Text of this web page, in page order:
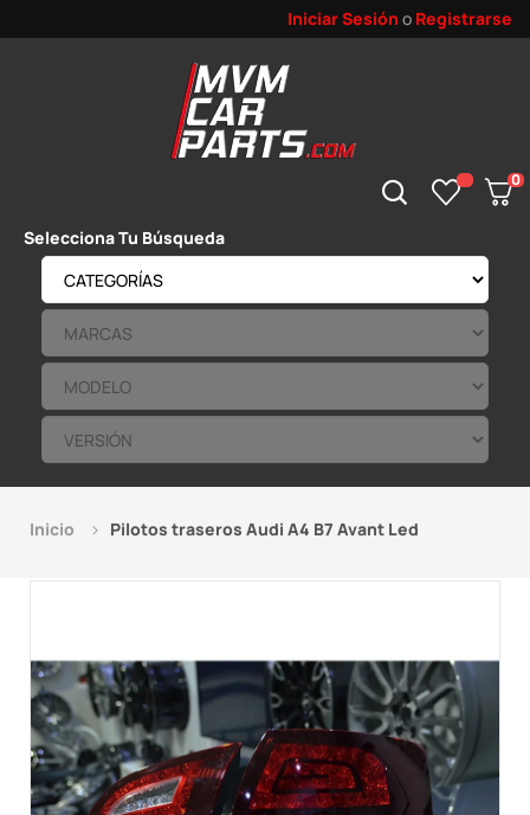
Iniciar Sesión o Registrarse
0
Selecciona Tu Búsqueda
Inicio Pilotos traseros Audi A4 B7 Avant Led